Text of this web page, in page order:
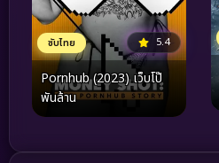
ซับไทย 5.4
Pornhub (2023) เว็บโป๊
พันล้าน